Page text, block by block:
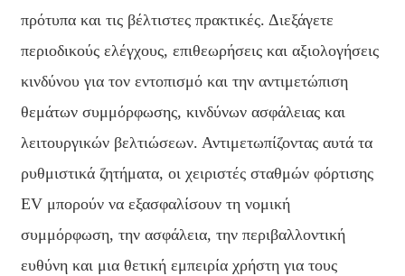
πρότυπα και τις βέλτιστες πρακτικές. Διεξάγετε
περιοδικούς ελέγχους, επιθεωρήσεις και αξιολογήσεις
κινδύνου για τον εντοπισμό και την αντιμετώπιση
θεμάτων συμμόρφωσης, κινδύνων ασφάλειας και
λειτουργικών βελτιώσεων. Αντιμετωπίζοντας αυτά τα
ρυθμιστικά ζητήματα, οι χειριστές σταθμών φόρτισης
EV μπορούν να εξασφαλίσουν τη νομική
συμμόρφωση, την ασφάλεια, την περιβαλλοντική
ευθύνη και μια θετική εμπειρία χρήστη για τους